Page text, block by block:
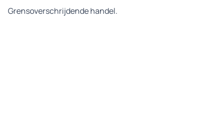
Grensoverschrijdende handel.